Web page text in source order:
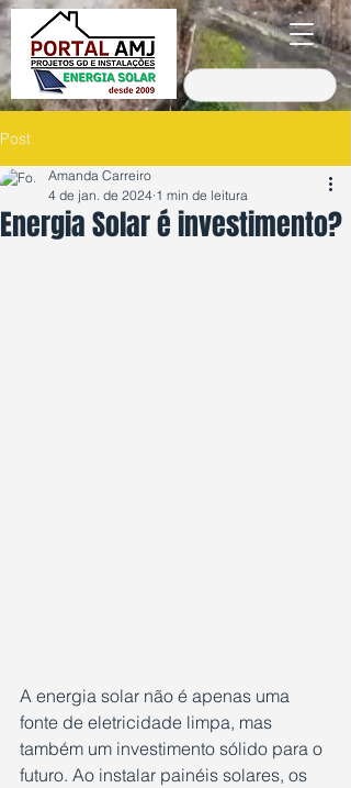
Post
Energia Solar é investimento?
Amanda Carreiro
4 de jan. de 2024 1 min de leitura
A energia solar não é apenas uma
fonte de eletricidade limpa, mas
também um investimento sólido para o
futuro. Ao instalar painéis solares, os